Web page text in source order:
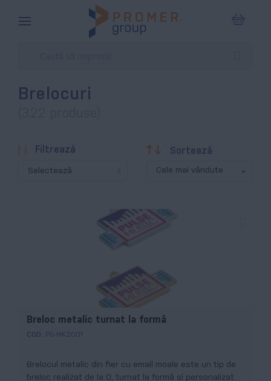
Brelocuri
Filtrează
Selectează
Sortează
Descendentă
Breloc metalic turnat la formă
COD: PG-MK2001
Brelocul metalic din fier cu email moale este un tip de
breloc realizat de la 0, turnat la formă și personalizat